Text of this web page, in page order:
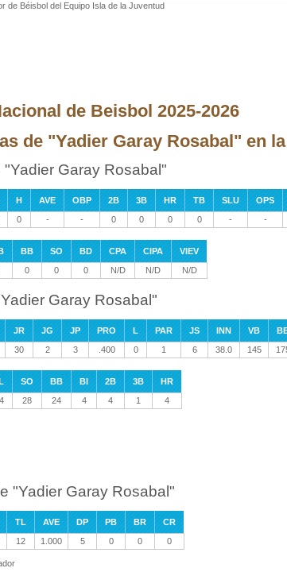
de Béisbol del Equipo Isla de la Juventud
de Beisbol 2025-2026
de "Yadier Garay Rosabal" en
"Yadier Garay Rosabal"
H AVE OBP 2B 3B HR TB SLU OPS
0 - - 0 0 0 0 - -
BB SO BD CPA CIPA
VIEV
0 0 0 N/D N/D N/D
Garay Rosabal"
JR JG JP PRO L PAR JS INN VB
30 2 3 .400 0 1 6 38.0 145
SO BB BI 2B 3B
HR
28 24 4 4 1 4
"Yadier Garay Rosabal"
TL AVE DP PB BR
CR
12 1.000 5 0 0 0